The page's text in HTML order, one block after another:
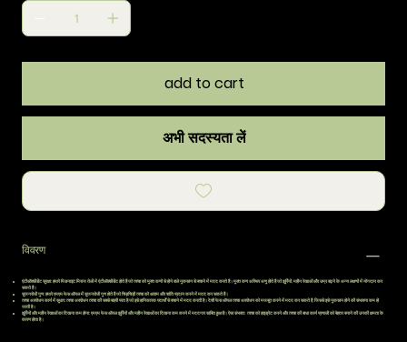
add to cart
अभी सदस्यता लें
विवरण
एंटीऑक्सीडेंट सुरक्षा:हमारे मिडनाइट मिराज तेलों में एंटीऑक्सीडेंट होते हैं जो त्वचा को मुक्त कणों से होने वाले नुकसान से बचाने में मदद करते हैं। मुक्त कण अस्थिर अणु होते हैं जो झुर्रियों, महीन रेखाओं और उम्र बढ़ने के अन्य लक्षणों में योगदान कर
सकते हैं।
सूजनरोधी गुण:हमारे एमएम फेस ऑयल में सूजनरोधी गुण होते हैं जो चिड़चिड़ी त्वचा को आराम और शांति प्रदान करने में मदद कर सकते हैं।
त्वचा अवरोधन कार्य में सुधार:त्वचा अवरोधन त्वचा की सबसे बाहरी परत है जो इसे हानिकारक पदार्थों से बचाने में मदद करती है। देशी फेस ऑयल त्वचा अवरोधन को मजबूत करने में मदद कर सकते हैं, जिससे इसे नुकसान होने की संभावना कम हो
जाती है।
झुर्रियों और महीन रेखाओं का दिखना कम होना:एमएम फेस ऑयल झुर्रियों और महीन रेखाओं का दिखना कम करने में मददगार साबित हुआ है। ऐसा संभवतः त्वचा को हाइड्रेट करने और त्वचा की बाधा कार्य प्रणाली को बेहतर बनाने की उनकी क्षमता के
कारण होता है।